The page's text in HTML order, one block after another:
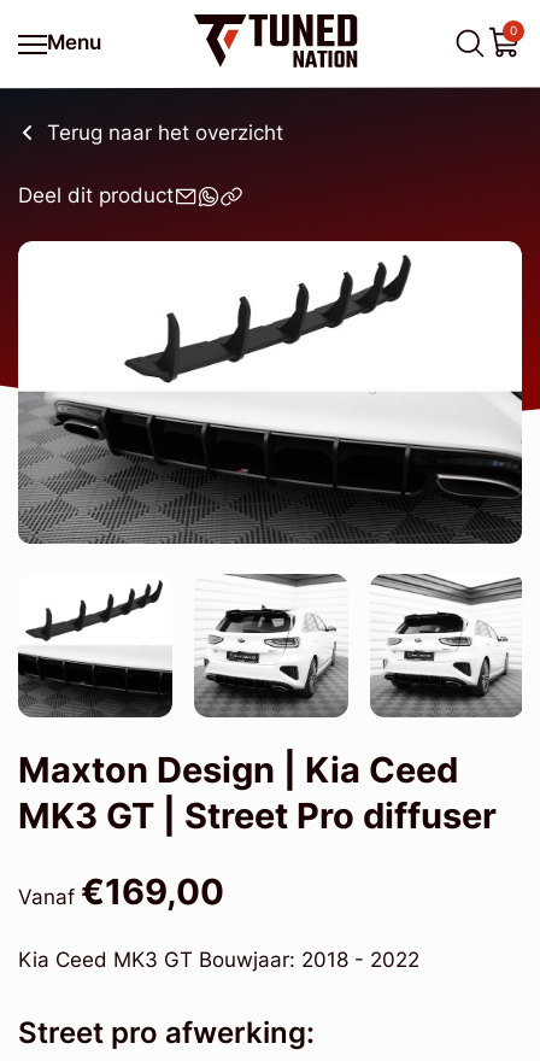
Menu
0
Terug naar het overzicht
Deel dit product
Maxton Design | Kia Ceed
MK3 GT | Street Pro diffuser
Vanaf €169,00
Kia Ceed MK3 GT Bouwjaar: 2018 - 2022
Street pro afwerking: